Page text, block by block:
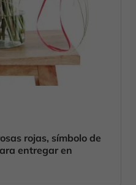
rojas, símbolo de
entregar en